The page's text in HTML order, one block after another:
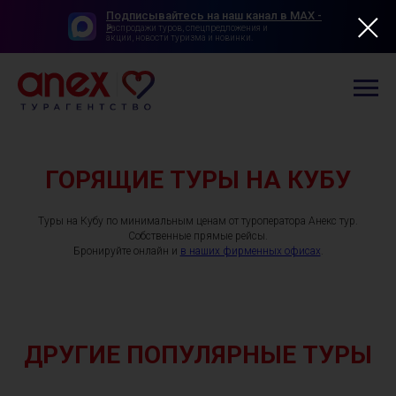
Подписывайтесь на наш канал в MAX -
>Распродажи туров, спецпредложения и
акции, новости туризма и новинки.
ГОРЯЩИЕ ТУРЫ НА КУБУ
Туры на Кубу по минимальным ценам от туроператора Анекс тур.
Собственные прямые рейсы.
Бронируйте онлайн и в наших фирменных офисах
ДРУГИЕ ПОПУЛЯРНЫЕ ТУРЫ